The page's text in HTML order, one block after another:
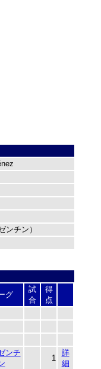
ンチン）
グ
試
合
得
点
ンチ
1
詳
細